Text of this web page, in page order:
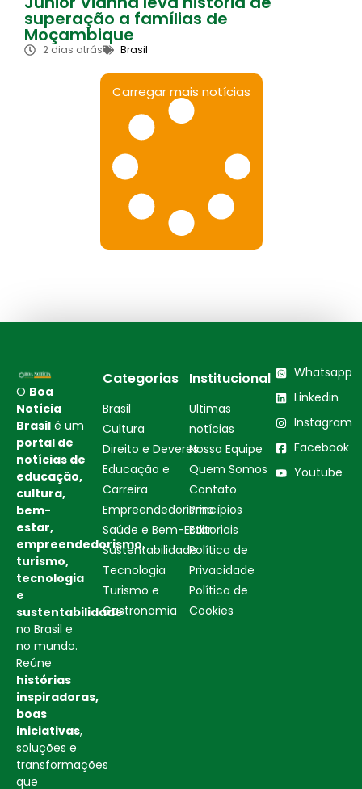
superação a famílias de
Moçambique
2 dias atrás Brasil
Carregar mais notícias
O Boa
Notícia
Brasil é um
portal de
notícias de
educação,
cultura,
bem-
estar,
empreendedorismo,
turismo,
tecnologia
e
sustentabilidade
no Brasil e
no mundo.
Reúne
histórias
inspiradoras,
boas
iniciativas,
soluções e
transformações
que
Categorias
Brasil
Cultura
Direito e Deveres
Educação e
Carreira
Empreendedorismo
Saúde e Bem-Estar
Sustentabilidade
Tecnologia
Turismo e
Gastronomia
Institucional
Ultimas
notícias
Nossa Equipe
Quem Somos
Contato
Princípios
Editoriais
Política de
Privacidade
Política de
Cookies
Whatsapp
Linkedin
Instagram
Facebook
Youtube